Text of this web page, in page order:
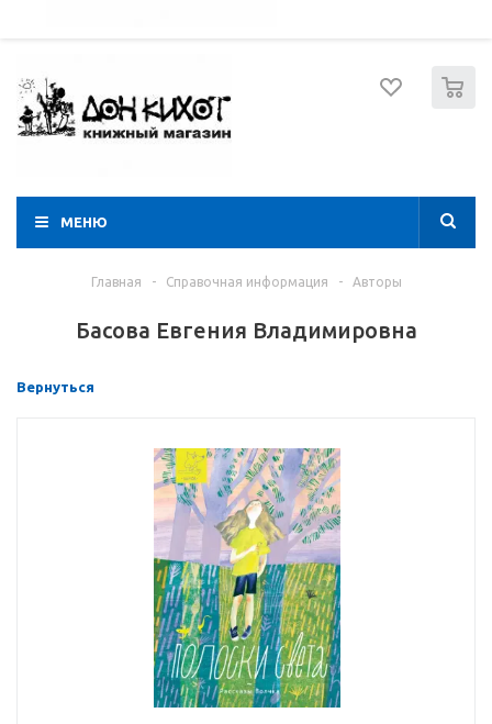
МЕНЮ
Главная - Справочная информация - Авторы
Басова Евгения Владимировна
Вернуться